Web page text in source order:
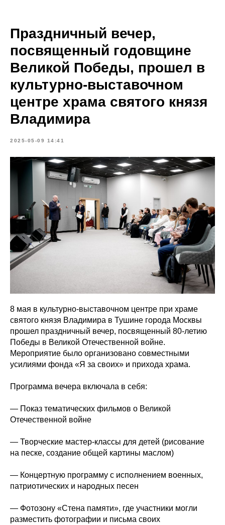
Праздничный вечер,
посвященный годовщине
Великой Победы, прошел в
культурно-выставочном
центре храма святого князя
Владимира
2025-05-09 14:41
8 мая в культурно-выставочном центре при храме
святого князя Владимира в Тушине города Москвы
прошел праздничный вечер, посвященный 80-летию
Победы в Великой Отечественной войне.
Мероприятие было организовано совместными
усилиями фонда «Я за своих» и прихода храма.
Программа вечера включала в себя:
— Показ тематических фильмов о Великой
Отечественной войне
— Творческие мастер-классы для детей (рисование
на песке, создание общей картины маслом)
— Концертную программу с исполнением военных,
патриотических и народных песен
— Фотозону «Стена памяти», где участники могли
разместить фотографии и письма своих